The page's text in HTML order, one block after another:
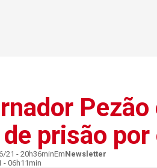
Pezão
prisão
21 - 20h36minEmNewsletter
- 06h11min